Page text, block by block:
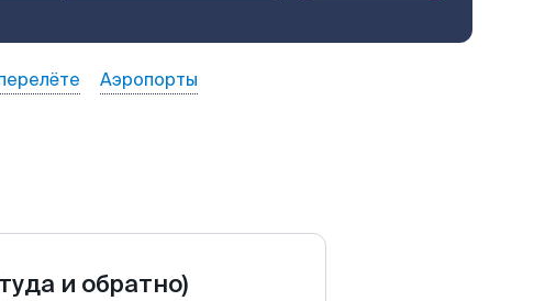
Аэропорты
и обратно)